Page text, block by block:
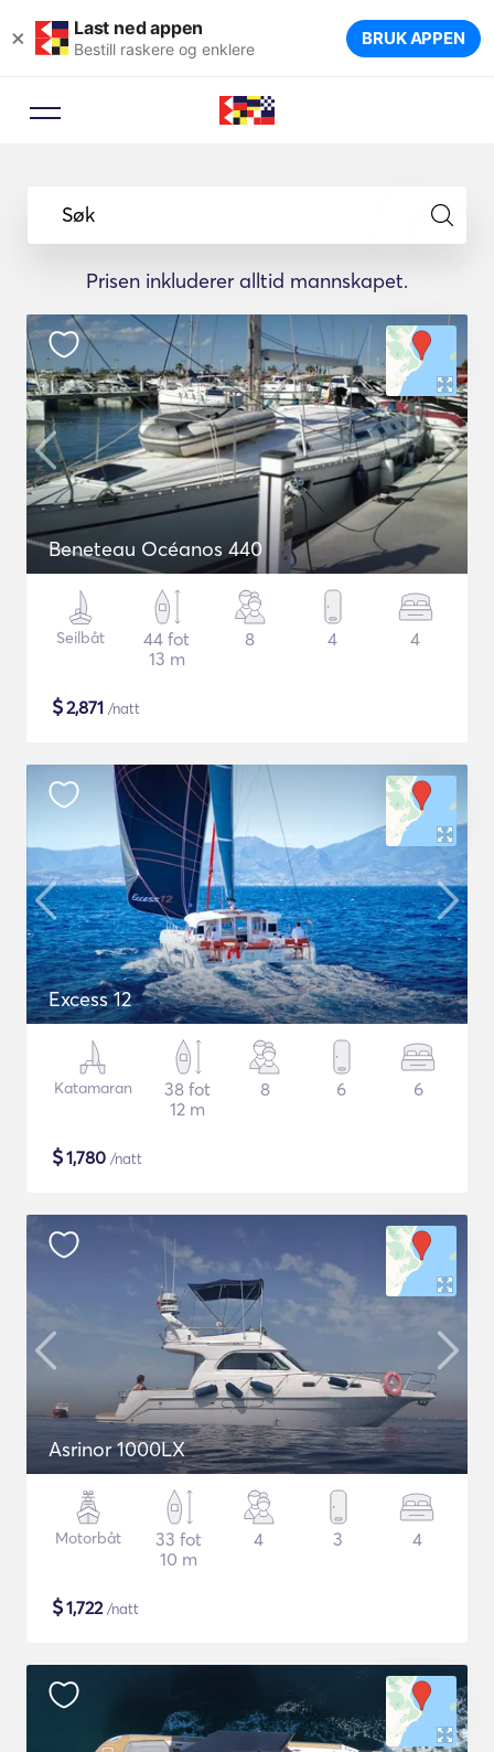
× Last ned appen
Bestill raskere og enklere BRUK APPEN
Søk
Prisen inkluderer alltid mannskapet.
Beneteau Océanos 440
Seilbåt
44 fot
13 m
8 4 4
$2,871 /natt
Excess 12
Katamaran
38 fot
12 m
8 6 6
$1,780 /natt
Asrinor 1000LX
Motorbåt
33 fot
10 m
4 3 4
$1,722/natt